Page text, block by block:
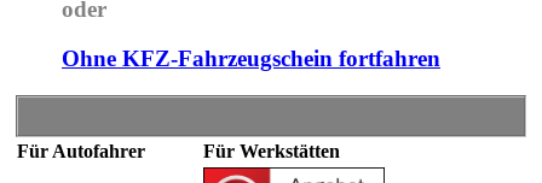
oder
Ohne KFZ-Fahrzeugschein fortfahren
Für Autofahrer Für Werkstätten